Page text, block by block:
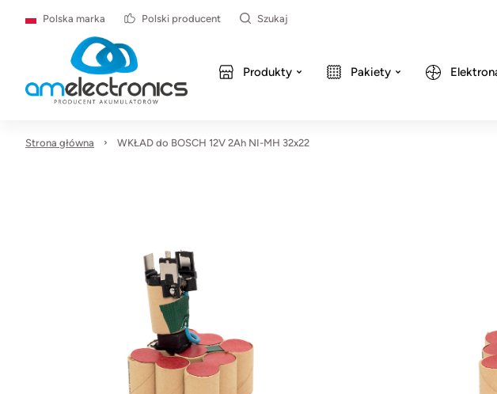
Polska marka Polski producent Szukaj
Produkty Pakiety
Strona główna WKŁAD do BOSCH 12V 2Ah NI-MH 32x22